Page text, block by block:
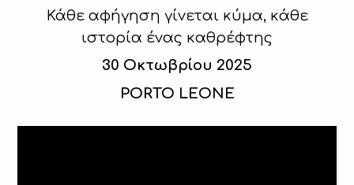
Κάθε αφήγηση γίνεται κύμα, κάθε
ιστορία ένας καθρέφτης
30 Οκτωβρίου 2025
PORTO LEONE